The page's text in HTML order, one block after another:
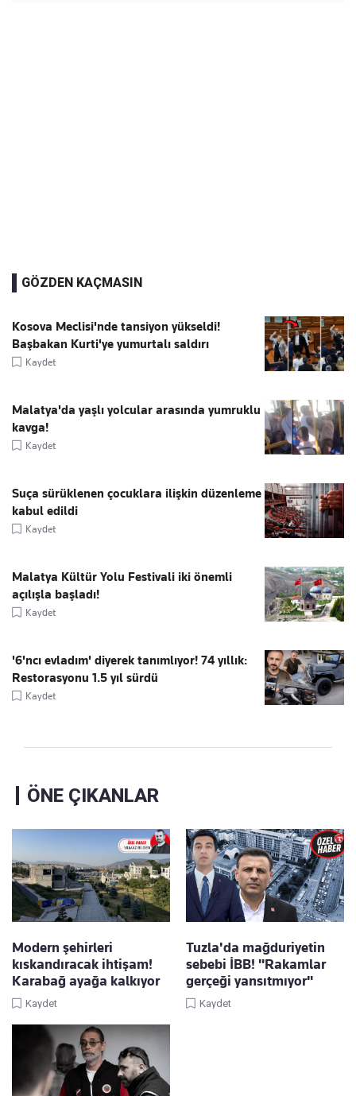
GÖZDEN KAÇMASIN
Kosova Meclisi'nde tansiyon yükseldi!
Başbakan Kurti'ye yumurtalı saldırı
Kaydet
Malatya'da yaşlı yolcular arasında yumruklu
kavga!
Kaydet
Suça sürüklenen çocuklara ilişkin düzenleme
kabul edildi
Kaydet
Malatya Kültür Yolu Festivali iki önemli
açılışla başladı!
Kaydet
'6'ncı evladım' diyerek tanımlıyor! 74 yıllık:
Restorasyonu 1.5 yıl sürdü
Kaydet
ÖNE ÇIKANLAR
Modern şehirleri
kıskandıracak ihtişam!
Karabağ ayağa kalkıyor
Kaydet
Tuzla'da mağduriyetin
sebebi İBB! "Rakamlar
gerçeği yansıtmıyor"
Kaydet